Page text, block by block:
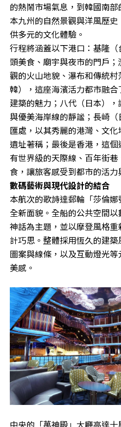
的熱鬧市場氣息，到韓國南
本九州的自然景觀與洋風歷
供多元的文化體驗。
行程將涵蓋以下港口：基隆
頭美食、廟宇與夜市的門戶
觀的火山地貌、瀑布和傳統
韓），這座海濱活力都市融
建築的魅力；八代（日本）
與優美海岸線的靜謐；長崎
匯處，以其秀麗的港灣、文
遺址著稱；最後是香港，這
有世界級的天際線、百年街
食，讓旅客感受到都市的活力
數碼藝術與現代設計的結合
本航次的歌詩達郵輪「莎倫
全新面貌。全船的公共空間
神話為主題，並以摩登風格
計巧思。整體採用恆久的建
圖案與線條，以及互動燈光
美感。
中央的「萬神殿」大廳高達